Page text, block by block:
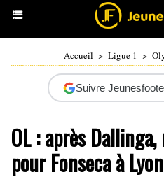
Accueil > Ligue 1 >
Suivre
OL : après
pour Fonseca à